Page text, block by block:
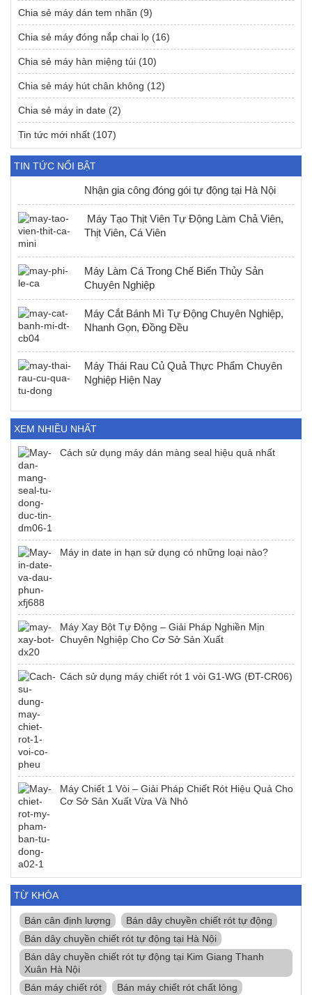
Chia sẻ máy dán tem nhãn (9)
Chia sẻ máy đóng nắp chai lọ (16)
Chia sẻ máy hàn miệng túi (10)
Chia sẻ máy hút chân không (12)
Chia sẻ máy in date (2)
Tin tức mới nhất (107)
TIN TỨC NỔI BẬT
Nhận gia công đóng gói tự động tại Hà Nội
Máy Tạo Thịt Viên Tự Động Làm Chả Viên,
Thịt Viên, Cá Viên
Máy Làm Cá Trong Chế Biến Thủy Sản
Chuyên Nghiệp
Máy Cắt Bánh Mì Tự Động Chuyên Nghiệp,
Nhanh Gọn, Đồng Đều
Máy Thái Rau Củ Quả Thực Phẩm Chuyên
Nghiệp Hiện Nay
XEM NHIỀU NHẤT
Cách sử dụng máy dán màng seal hiệu quả nhất
Máy in date in hạn sử dụng có những loại nào?
Máy Xay Bột Tự Động – Giải Pháp Nghiền Mịn
Chuyên Nghiệp Cho Cơ Sở Sản Xuất
Cách sử dụng máy chiết rót 1 vòi G1-WG (ĐT-CR06)
Máy Chiết 1 Vòi – Giải Pháp Chiết Rót Hiệu Quả Cho
Cơ Sở Sản Xuất Vừa Và Nhỏ
TỪ KHÓA
Bán cân định lượng
Bán dây chuyền chiết rót tự động
Bán dây chuyền chiết rót tự động tại Hà Nội
Bán dây chuyền chiết rót tự động tại Kim Giang Thanh
Xuân Hà Nội
Bán máy chiết rót
Bán máy chiết rót chất lỏng